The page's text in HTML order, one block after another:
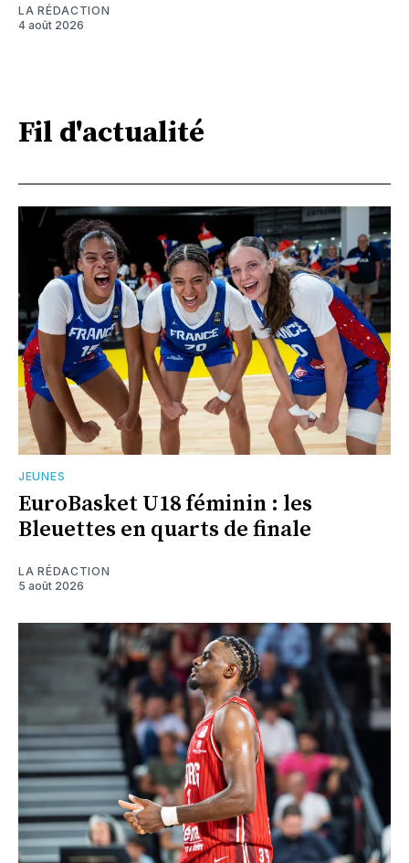
LA RÉDACTION
4 août 2026
Fil d'actualité
JEUNES
EuroBasket U18 féminin : les
Bleuettes en quarts de finale
LA RÉDACTION
5 août 2026